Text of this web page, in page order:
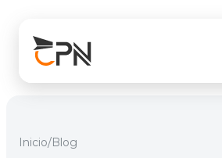
Inicio/Blog